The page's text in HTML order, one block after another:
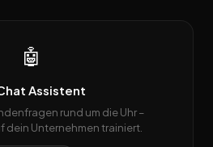
🤖
Assistent
rund um die Uhr –
dein Unternehmen trainiert.